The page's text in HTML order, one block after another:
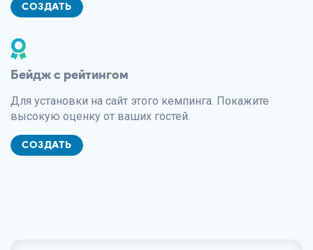
СОЗДАТЬ
Бейдж с рейтингом
Для установки на сайт этого кемпинга. Покажите
высокую оценку от ваших гостей.
СОЗДАТЬ